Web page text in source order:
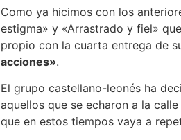
Como ya hicimos con los
estigma» y «Arrastrado y fiel»
propio con la cuarta entrega de
acciones».
El grupo castellano-leonés ha
aquellos que se echaron a la
que en estos tiempos vaya a